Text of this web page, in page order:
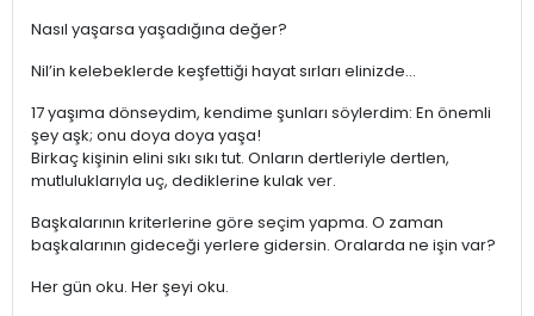
Nasıl yaşarsa yaşadığına değer?
Nil’in kelebeklerde keşfettiği hayat sırları elinizde…
17 yaşıma dönseydim, kendime şunları söylerdim: En önemli
şey aşk; onu doya doya yaşa!
Birkaç kişinin elini sıkı sıkı tut. Onların dertleriyle dertlen,
mutluluklarıyla uç, dediklerine kulak ver.
Başkalarının kriterlerine göre seçim yapma. O zaman
başkalarının gideceği yerlere gidersin. Oralarda ne işin var?
Her gün oku. Her şeyi oku.